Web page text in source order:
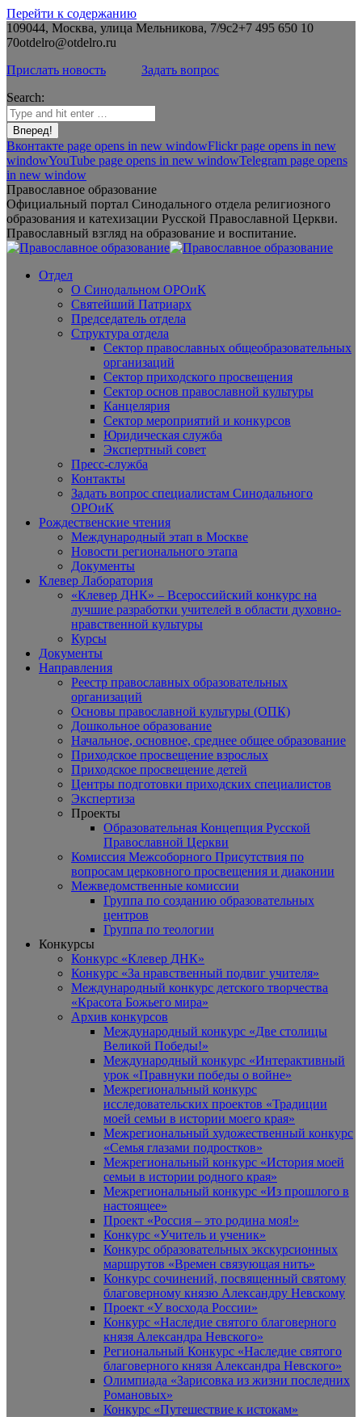
Перейти к содержанию
109044, Москва, улица Мельникова, 7/9с2+7 495 650 10
70otdelro@otdelro.ru
Прислать новость
Задать вопрос
Search:
Вконтакте page opens in new windowFlickr page opens in new
windowYouTube page opens in new windowTelegram page opens
in new window
Православное образование
Официальный портал Синодального отдела религиозного
образования и катехизации Русской Православной Церкви.
Православный взгляд на образование и воспитание.
Отдел
О Синодальном ОРОиК
Святейший Патриарх
Председатель отдела
Структура отдела
Сектор православных общеобразовательных
организаций
Сектор приходского просвещения
Сектор основ православной культуры
Канцелярия
Сектор мероприятий и конкурсов
Юридическая служба
Экспертный совет
Пресс-служба
Контакты
Задать вопрос специалистам Синодального
ОРОиК
Рождественские чтения
Международный этап в Москве
Новости регионального этапа
Документы
Клевер Лаборатория
«Клевер ДНК» – Всероссийский конкурс на
лучшие разработки учителей в области духовно-
нравственной культуры
Курсы
Документы
Направления
Реестр православных образовательных
организаций
Основы православной культуры (ОПК)
Дошкольное образование
Начальное, основное, среднее общее образование
Приходское просвещение взрослых
Приходское просвещение детей
Центры подготовки приходских специалистов
Экспертиза
Проекты
Образовательная Концепция Русской
Православной Церкви
Комиссия Межсоборного Присутствия по
вопросам церковного просвещения и диаконии
Межведомственные комиссии
Группа по созданию образовательных
центров
Группа по теологии
Конкурсы
Конкурс «Клевер ДНК»
Конкурс «За нравственный подвиг учителя»
Международный конкурс детского творчества
«Красота Божьего мира»
Архив конкурсов
Международный конкурс «Две столицы
Великой Победы!»
Международный конкурс «Интерактивный
урок «Правнуки победы о войне»
Межрегиональный конкурс
исследовательских проектов «Традиции
моей семьи в истории моего края»
Межрегиональный художественный конкурс
«Семья глазами подростков»
Межрегиональный конкурс «История моей
семьи в истории родного края»
Межрегиональный конкурс «Из прошлого в
настоящее»
Проект «Россия – это родина моя!»
Конкурс «Учитель и ученик»
Конкурс образовательных экскурсионных
маршрутов «Времен связующая нить»
Конкурс сочинений, посвященный святому
благоверному князю Александру Невскому
Проект «У восхода России»
Конкурс «Наследие святого благоверного
князя Александра Невского»
Региональный Конкурс «Наследие святого
благоверного князя Александра Невского»
Олимпиада «Зарисовка из жизни последних
Романовых»
Конкурс «Путешествие к истокам»